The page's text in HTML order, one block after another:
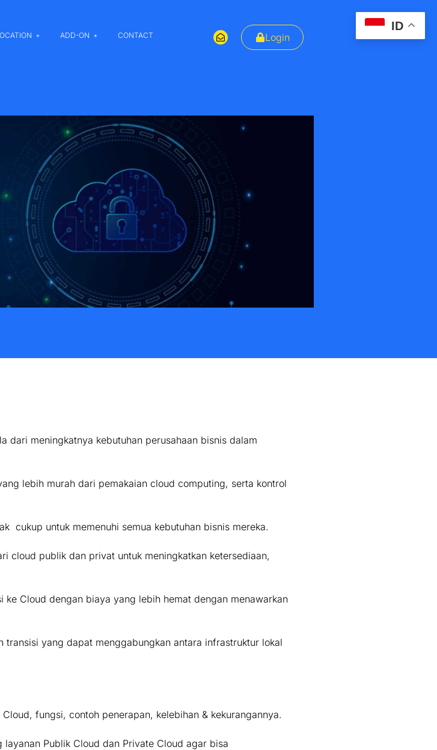
ADD-ON CONTACT Login
dari meningkatnya kebutuhan perusahaan bisnis dalam
lebih murah dari pemakaian cloud computing, serta kontrol
cukup untuk memenuhi semua kebutuhan bisnis mereka.
cloud publik dan privat untuk meningkatkan ketersediaan,
Cloud dengan biaya yang lebih hemat dengan menawarkan
yang dapat menggabungkan antara infrastruktur lokal
fungsi, contoh penerapan, kelebihan & kekurangannya.
Publik Cloud dan Private Cloud agar bisa
ID